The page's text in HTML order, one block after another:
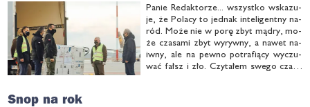
Pa­nie Re­dak­to­rze... wszyst­ko wska­zu­
je, że Po­la­cy to jed­nak in­te­li­gent­ny na­
ród. Mo­że nie w po­rę zbyt mą­dry, mo­
że cza­sa­mi zbyt wy­ryw­ny, a na­wet na­
iw­ny, ale na pew­no po­tra­fią­cy wy­czu­
wać fałsz i zło. Czy­ta­łem swe­go cza­su
Snop na rok